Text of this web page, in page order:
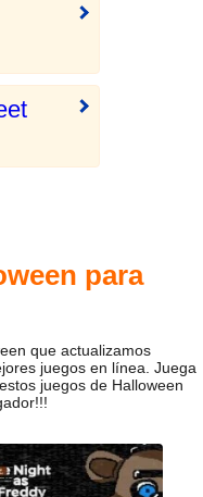
para
que actualizamos
juegos en línea. Juega
juegos de Halloween